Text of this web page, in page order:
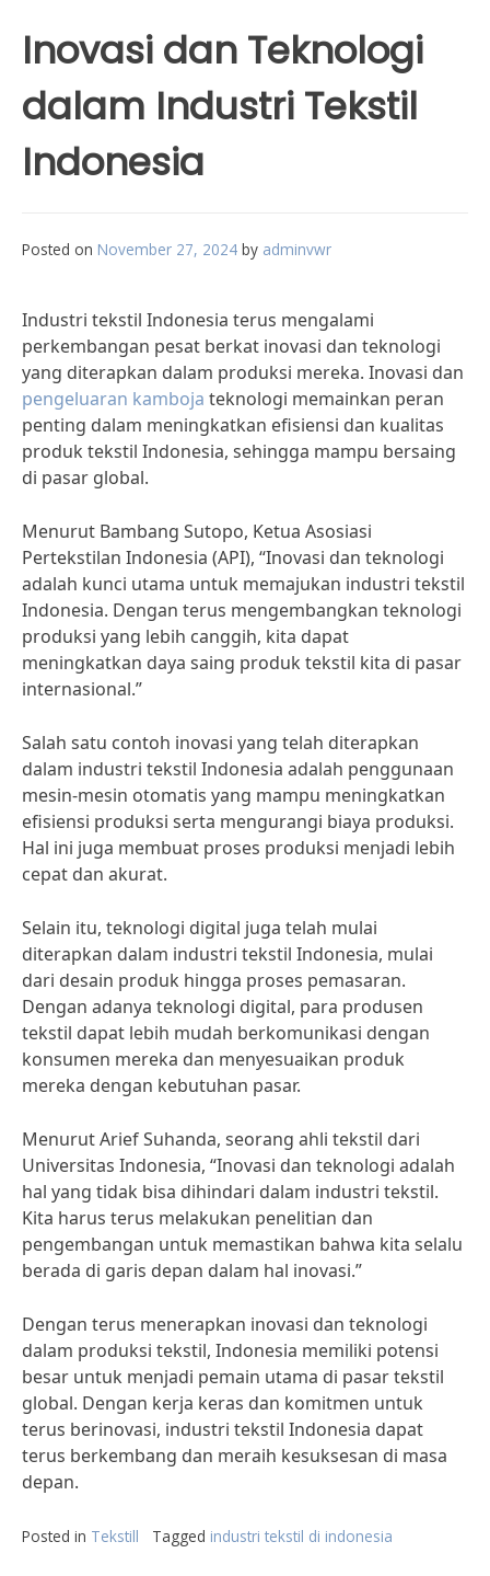
Inovasi dan Teknologi
dalam Industri Tekstil
Indonesia
Posted on November 27, 2024 by adminvwr
Industri tekstil Indonesia terus mengalami
perkembangan pesat berkat inovasi dan teknologi
yang diterapkan dalam produksi mereka. Inovasi dan
pengeluaran kamboja teknologi memainkan peran
penting dalam meningkatkan efisiensi dan kualitas
produk tekstil Indonesia, sehingga mampu bersaing
di pasar global.
Menurut Bambang Sutopo, Ketua Asosiasi
Pertekstilan Indonesia (API), “Inovasi dan teknologi
adalah kunci utama untuk memajukan industri tekstil
Indonesia. Dengan terus mengembangkan teknologi
produksi yang lebih canggih, kita dapat
meningkatkan daya saing produk tekstil kita di pasar
internasional.”
Salah satu contoh inovasi yang telah diterapkan
dalam industri tekstil Indonesia adalah penggunaan
mesin-mesin otomatis yang mampu meningkatkan
efisiensi produksi serta mengurangi biaya produksi.
Hal ini juga membuat proses produksi menjadi lebih
cepat dan akurat.
Selain itu, teknologi digital juga telah mulai
diterapkan dalam industri tekstil Indonesia, mulai
dari desain produk hingga proses pemasaran.
Dengan adanya teknologi digital, para produsen
tekstil dapat lebih mudah berkomunikasi dengan
konsumen mereka dan menyesuaikan produk
mereka dengan kebutuhan pasar.
Menurut Arief Suhanda, seorang ahli tekstil dari
Universitas Indonesia, “Inovasi dan teknologi adalah
hal yang tidak bisa dihindari dalam industri tekstil.
Kita harus terus melakukan penelitian dan
pengembangan untuk memastikan bahwa kita selalu
berada di garis depan dalam hal inovasi.”
Dengan terus menerapkan inovasi dan teknologi
dalam produksi tekstil, Indonesia memiliki potensi
besar untuk menjadi pemain utama di pasar tekstil
global. Dengan kerja keras dan komitmen untuk
terus berinovasi, industri tekstil Indonesia dapat
terus berkembang dan meraih kesuksesan di masa
depan.
Posted in Tekstill Tagged industri tekstil di indonesia